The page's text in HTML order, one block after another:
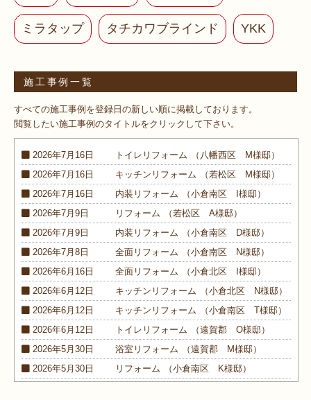
ミラタップ タチカワブラインド YKK
施工事例一覧
すべての施工事例を登録日の新しい順に掲載しております。
閲覧したい施工事例のタイトルをクリックして下さい。
2026年7月16日 トイレ リフォーム
（八幡西区 M様邸）
2026年7月16日
キッチン リフォーム
（若松区 M様邸）
2026年7月16日
内装 リフォーム
（小倉南区 I様邸）
2026年7月9日
リフォーム
（若松区 A様邸）
2026年7月9日
内装 リフォーム
（小倉南区 D様邸）
2026年7月8日
全面 リフォーム
（小倉南区 N様邸）
2026年6月16日
全面 リフォーム
（小倉北区 I様邸）
2026年6月12日
キッチン リフォーム
（小倉北区 N様邸）
2026年6月12日
キッチン リフォーム
（小倉南区 T様邸）
2026年6月12日
トイレ リフォーム
（遠賀郡 O様邸）
2026年5月30日
浴室 リフォーム
（遠賀郡 M様邸）
2026年5月30日
リフォーム
（小倉南区 K様邸）